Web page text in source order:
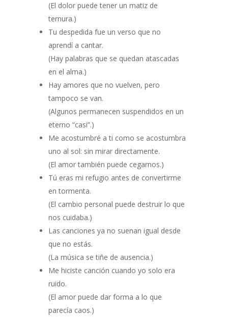
(El dolor puede tener un matiz de
ternura.)
Tu despedida fue un verso que no
aprendí a cantar.
(Hay palabras que se quedan atascadas
en el alma.)
Hay amores que no vuelven, pero
tampoco se van.
(Algunos permanecen suspendidos en un
eterno “casi”.)
Me acostumbré a ti como se acostumbra
uno al sol: sin mirar directamente.
(El amor también puede cegarnos.)
Tú eras mi refugio antes de convertirme
en tormenta.
(El cambio personal puede destruir lo que
nos cuidaba.)
Las canciones ya no suenan igual desde
que no estás.
(La música se tiñe de ausencia.)
Me hiciste canción cuando yo solo era
ruido.
(El amor puede dar forma a lo que
parecía caos.)